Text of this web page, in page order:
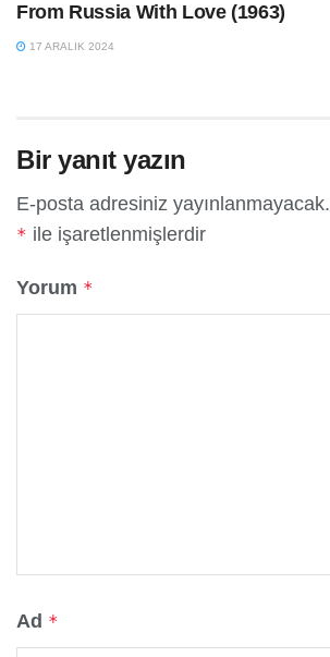
From Russia With Love (1963)
17 ARALIK 2024
Bir yanıt yazın
E-posta adresiniz yayınlanmayacak.
* ile işaretlenmişlerdir
Yorum *
Ad *